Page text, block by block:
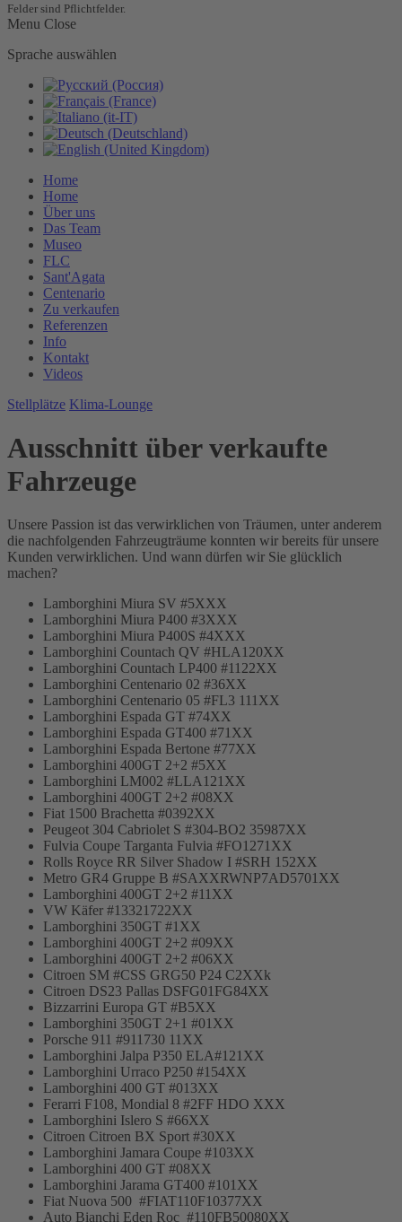
Felder sind Pflichtfelder.
Menu Close
Sprache auswählen
Home
Home
Über uns
Das Team
Museo
FLC
Sant'Agata
Centenario
Zu verkaufen
Referenzen
Info
Kontakt
Videos
Stellplätze Klima-Lounge
Ausschnitt über verkaufte
Fahrzeuge
Unsere Passion ist das verwirklichen von Träumen, unter anderem
die nachfolgenden Fahrzeugträume konnten wir bereits für unsere
Kunden verwirklichen. Und wann dürfen wir Sie glücklich
machen?
Lamborghini Miura SV #5XXX
Lamborghini Miura P400 #3XXX
Lamborghini Miura P400S #4XXX
Lamborghini Countach QV #HLA120XX
Lamborghini Countach LP400 #1122XX
Lamborghini Centenario 02 #36XX
Lamborghini Centenario 05 #FL3 111XX
Lamborghini Espada GT #74XX
Lamborghini Espada GT400 #71XX
Lamborghini Espada Bertone #77XX
Lamborghini 400GT 2+2 #5XX
Lamborghini LM002 #LLA121XX
Lamborghini 400GT 2+2 #08XX
Fiat 1500 Brachetta #0392XX
Peugeot 304 Cabriolet S #304-BO2 35987XX
Fulvia Coupe Targanta Fulvia #FO1271XX
Rolls Royce RR Silver Shadow I #SRH 152XX
Metro GR4 Gruppe B #SAXXRWNP7AD5701XX
Lamborghini 400GT 2+2 #11XX
VW Käfer #13321722XX
Lamborghini 350GT #1XX
Lamborghini 400GT 2+2 #09XX
Lamborghini 400GT 2+2 #06XX
Citroen SM #CSS GRG50 P24 C2XXk
Citroen DS23 Pallas DSFG01FG84XX
Bizzarrini Europa GT #B5XX
Lamborghini 350GT 2+1 #01XX
Porsche 911 #911730 11XX
Lamborghini Jalpa P350 ELA#121XX
Lamborghini Urraco P250 #154XX
Lamborghini 400 GT #013XX
Ferarri F108, Mondial 8 #2FF HDO XXX
Lamborghini Islero S #66XX
Citroen Citroen BX Sport #30XX
Lamborghini Jamara Coupe #103XX
Lamborghini 400 GT #08XX
Lamborghini Jarama GT400 #101XX
Fiat Nuova 500 #FIAT110F10377XX
Auto Bianchi Eden Roc #110FB50080XX